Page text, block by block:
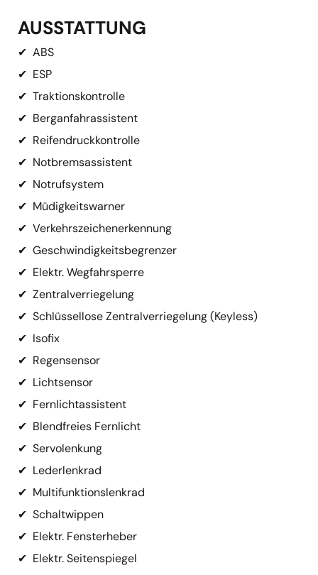
AUSSTATTUNG
✔ ABS
✔ ESP
✔ Traktionskontrolle
✔ Berganfahrassistent
✔ Reifendruckkontrolle
✔ Notbremsassistent
✔ Notrufsystem
✔ Müdigkeitswarner
✔ Verkehrszeichenerkennung
✔ Geschwindigkeitsbegrenzer
✔ Elektr. Wegfahrsperre
✔ Zentralverriegelung
✔ Schlüssellose Zentralverriegelung (Keyless)
✔ Isofix
✔ Regensensor
✔ Lichtsensor
✔ Fernlichtassistent
✔ Blendfreies Fernlicht
✔ Servolenkung
✔ Lederlenkrad
✔ Multifunktionslenkrad
✔ Schaltwippen
✔ Elektr. Fensterheber
✔ Elektr. Seitenspiegel